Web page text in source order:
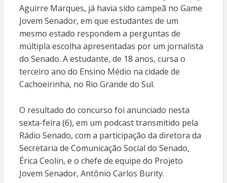
Aguirre Marques, já havia sido campeã no Game
Jovem Senador, em que estudantes de um
mesmo estado respondem a perguntas de
múltipla escolha apresentadas por um jornalista
do Senado. A estudante, de 18 anos, cursa o
terceiro ano do Ensino Médio na cidade de
Cachoeirinha, no Rio Grande do Sul.
O resultado do concurso foi anunciado nesta
sexta-feira (6), em um podcast transmitido pela
Rádio Senado, com a participação da diretora da
Secretaria de Comunicação Social do Senado,
Érica Ceolin, e o chefe de equipe do Projeto
Jovem Senador, Antônio Carlos Burity.